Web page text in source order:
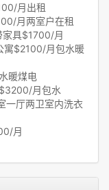
月出租
月两室户在租
家具$1700/月
寓$2100/月包水暖
暖煤电
月包水
一厅两卫室内洗衣
月